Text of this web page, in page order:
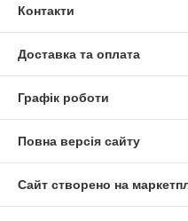
Контакти
Доставка та оплата
Графік роботи
Повна версія сайту
Сайт створено на